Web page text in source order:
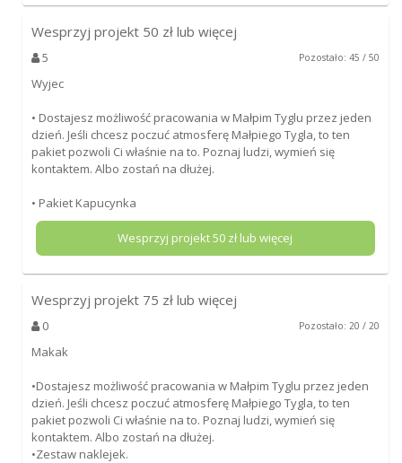
Wesprzyj projekt 50 zł lub więcej
5 Pozostało: 45 / 50
Wyjec
• Dostajesz możliwość pracowania w Małpim Tyglu przez jeden
dzień. Jeśli chcesz poczuć atmosferę Małpiego Tygla, to ten
pakiet pozwoli Ci właśnie na to. Poznaj ludzi, wymień się
kontaktem. Albo zostań na dłużej.
• Pakiet Kapucynka
Wesprzyj projekt50 zł lub więcej
Wesprzyj projekt 75 zł lub więcej
0 Pozostało: 20 / 20
Makak
•Dostajesz możliwość pracowania w Małpim Tyglu przez jeden
dzień. Jeśli chcesz poczuć atmosferę Małpiego Tygla, to ten
pakiet pozwoli Ci właśnie na to. Poznaj ludzi, wymień się
kontaktem. Albo zostań na dłużej.
•Zestaw naklejek.